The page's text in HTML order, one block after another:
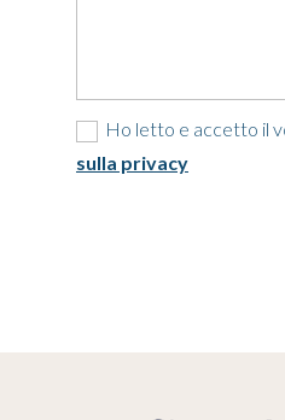
Ho letto e accetto il
sulla privacy